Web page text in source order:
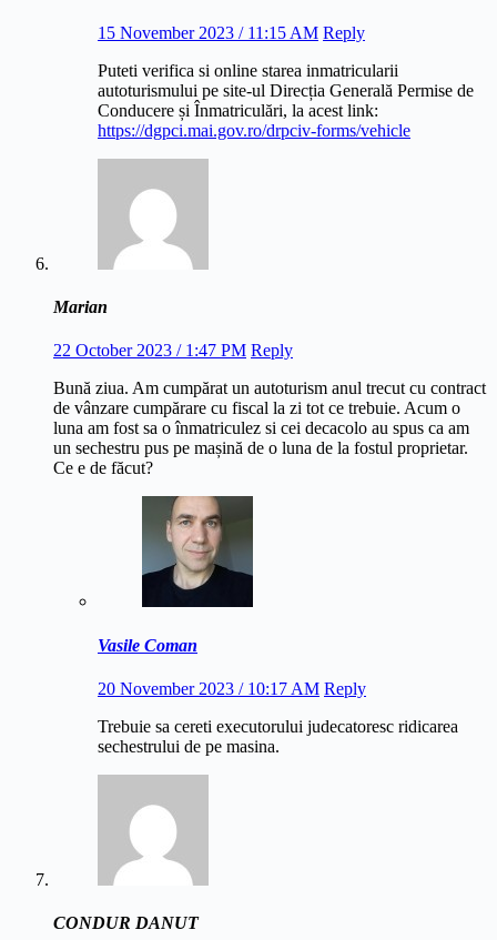
15 November 2023 / 11:15 AM Reply
Puteti verifica si online starea inmatricularii
autoturismului pe site-ul Direcția Generală Permise de
Conducere și Înmatriculări, la acest link:
https://dgpci.mai.gov.ro/drpciv-forms/vehicle
Marian
22 October 2023 / 1:47 PM Reply
Bună ziua. Am cumpărat un autoturism anul trecut cu contract
de vânzare cumpărare cu fiscal la zi tot ce trebuie. Acum o
luna am fost sa o înmatriculez si cei decacolo au spus ca am
un sechestru pus pe mașină de o luna de la fostul proprietar.
Ce e de făcut?
Vasile Coman
20 November 2023 / 10:17 AM Reply
Trebuie sa cereti executorului judecatoresc ridicarea
sechestrului de pe masina.
CONDUR DANUT